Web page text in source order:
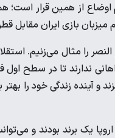
اوضاع از همین قرار
بازی ایران مقابل
را مثال می‌زنیم.
ندارند تا در سطح
آینده زندگی خود را بهتر
یک برند بودند و